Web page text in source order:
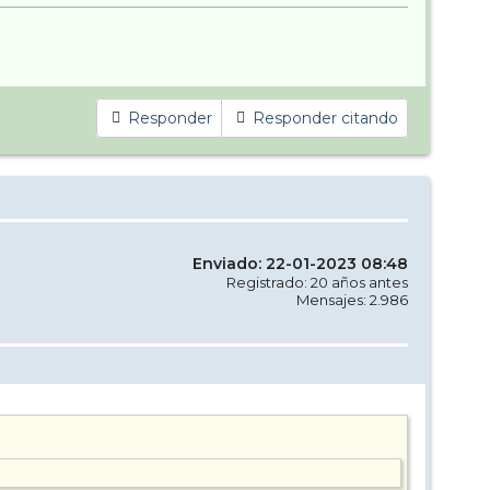
Responder Responder citando
Enviado: 22-01-2023 08:48
Registrado: 20 años antes
Mensajes: 2.986